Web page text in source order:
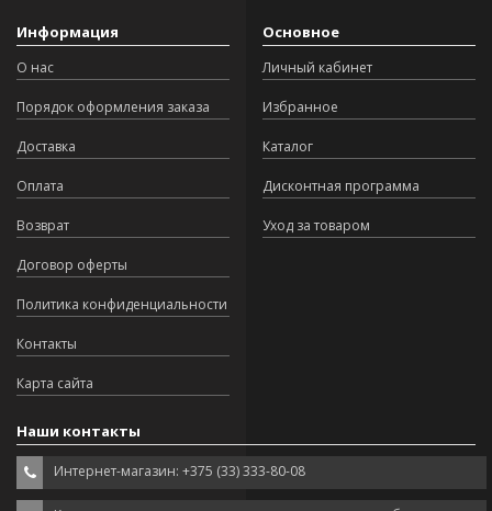
Информация
О нас
Порядок оформления заказа
Доставка
Оплата
Возврат
Договор оферты
Политика конфиденциальности
Контакты
Карта сайта
Основное
Личный кабинет
Избранное
Каталог
Дисконтная программа
Уход за товаром
Наши контакты
Интернет-магазин: +375 (33) 333-80-08